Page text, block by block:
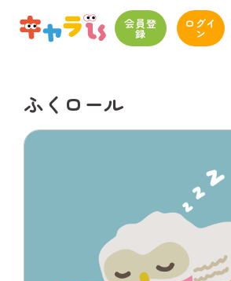
会員登
録
ログイ
ン
ふくロール